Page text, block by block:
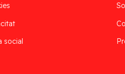
social